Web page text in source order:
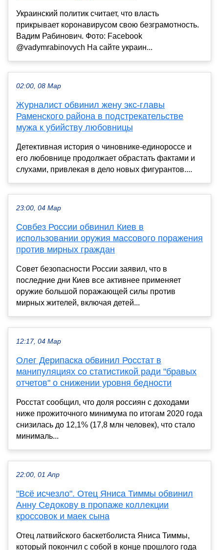
Украинский политик считает, что власть
прикрывает коронавирусом свою безграмотность.
Вадим Рабинович. Фото: Facebook
@vadymrabinovych На сайте украин...
02:00, 08 Мар
Журналист обвинил жену экс-главы
Раменского района в подстрекательстве
мужа к убийству любовницы
Детективная история о чиновнике-единороссе и
его любовнице продолжает обрастать фактами и
слухами, привлекая в дело новых фигурантов....
23:00, 04 Мар
Совбез России обвинил Киев в
использовании оружия массового поражения
против мирных граждан
Совет безопасности России заявил, что в
последние дни Киев все активнее применяет
оружие большой поражающей силы против
мирных жителей, включая детей...
12:17, 04 Мар
Олег Дерипаска обвинил Росстат в
манипуляциях со статистикой ради "бравых
отчетов" о снижении уровня бедности
Росстат сообщил, что доля россиян с доходами
ниже прожиточного минимума по итогам 2020 года
снизилась до 12,1% (17,8 млн человек), что стало
минималь...
22:00, 01 Апр
"Всё исчезло". Отец Яниса Тиммы обвинил
Анну Седокову в пропаже коллекции
кроссовок и маек сына
Отец латвийского баскетболиста Яниса Тиммы,
который покончил с собой в конце прошлого года